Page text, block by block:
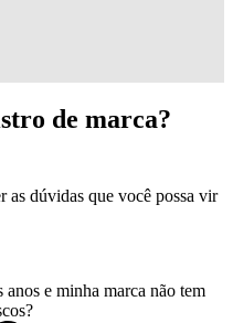
de marca?
as dúvidas que você possa vir
e minha marca não tem